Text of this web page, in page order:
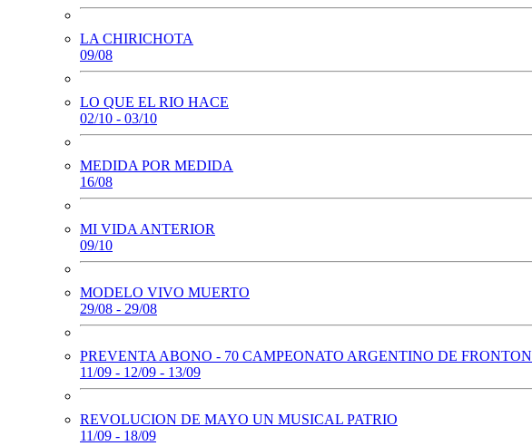
LA CHIRICHOTA
09/08
LO QUE EL RIO HACE
02/10 - 03/10
MEDIDA POR MEDIDA
16/08
MI VIDA ANTERIOR
09/10
MODELO VIVO MUERTO
29/08 - 29/08
PREVENTA ABONO - 70 CAMPEONATO ARGENTINO DE FRONTON
11/09 - 12/09 - 13/09
REVOLUCION DE MAYO UN MUSICAL PATRIO
11/09 - 18/09